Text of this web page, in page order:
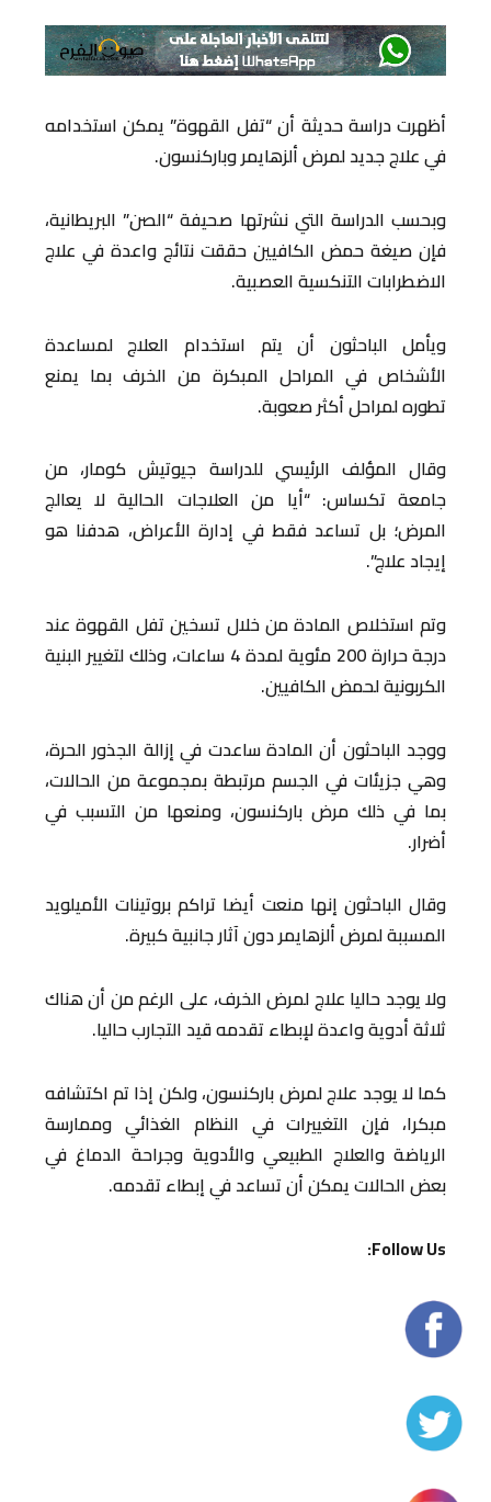
أظهرت دراسة حديثة أن “تفل القهوة” يمكن استخدامه
في علاج جديد لمرض ألزهايمر وباركنسون.
وبحسب الدراسة التي نشرتها صحيفة “الصن” البريطانية،
فإن صيغة حمض الكافيين حققت نتائج واعدة في علاج
الاضطرابات التنكسية العصبية.
ويأمل الباحثون أن يتم استخدام العلاج لمساعدة
الأشخاص في المراحل المبكرة من الخرف بما يمنع
تطوره لمراحل أكثر صعوبة.
وقال المؤلف الرئيسي للدراسة جيوتيش كومار، من
جامعة تكساس: “أيا من العلاجات الحالية لا يعالج
المرض؛ بل تساعد فقط في إدارة الأعراض، هدفنا هو
إيجاد علاج”.
وتم استخلاص المادة من خلال تسخين تفل القهوة عند
درجة حرارة 200 مئوية لمدة 4 ساعات، وذلك لتغيير البنية
الكربونية لحمض الكافيين.
ووجد الباحثون أن المادة ساعدت في إزالة الجذور الحرة،
وهي جزيئات في الجسم مرتبطة بمجموعة من الحالات،
بما في ذلك مرض باركنسون، ومنعها من التسبب في
أضرار.
وقال الباحثون إنها منعت أيضا تراكم بروتينات الأميلويد
المسببة لمرض ألزهايمر دون آثار جانبية كبيرة.
ولا يوجد حاليا علاج لمرض الخرف، على الرغم من أن هناك
ثلاثة أدوية واعدة لإبطاء تقدمه قيد التجارب حاليا.
كما لا يوجد علاج لمرض باركنسون، ولكن إذا تم اكتشافه
مبكرا، فإن التغييرات في النظام الغذائي وممارسة
الرياضة والعلاج الطبيعي والأدوية وجراحة الدماغ في
بعض الحالات يمكن أن تساعد في إبطاء تقدمه.
Follow Us: